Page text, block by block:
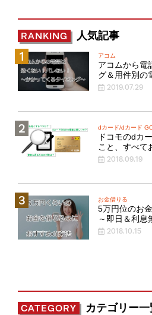
RANKING 人気記事
アコム
アコムから電
グ＆用件別の
2019.07.29
dカード/dカード
ドコモのdカ
こと、すべて
2018.09.19
お金借りる
5万円位のお
～即日＆利息
2018.10.15
CATEGORY カテゴリー一